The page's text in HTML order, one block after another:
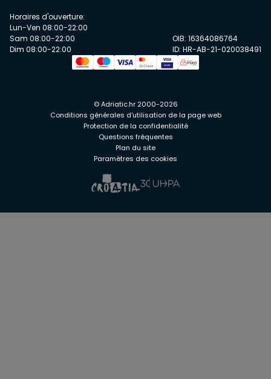
Horaires d'ouverture:
Lun-Ven 08:00-22:00
Sam 08:00-22:00
Dim 08:00-22:00
OIB: 16364086764
ID: HR-AB-21-020038491
© Adriatic.hr 2000-2026
Conditions générales d'utilisation de la page web
Protection de la confidentialité
Questions fréquentes
Plan du site
Paramètres des cookies